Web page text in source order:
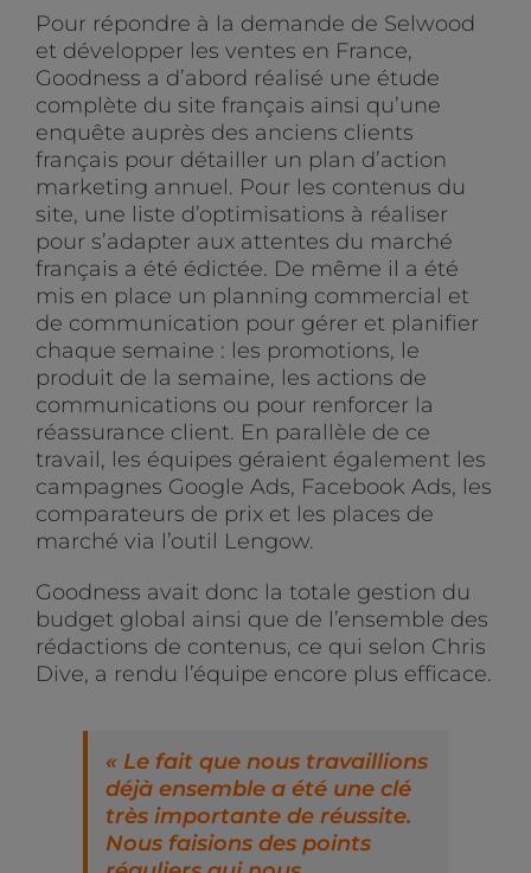
Pour répondre à la demande de Selwood
et développer les ventes en France,
Goodness a d’abord réalisé une étude
complète du site français ainsi qu’une
enquête auprès des anciens clients
français pour détailler un plan d’action
marketing annuel. Pour les contenus du
site, une liste d’optimisations à réaliser
pour s’adapter aux attentes du marché
français a été édictée. De même il a été
mis en place un planning commercial et
de communication pour gérer et planifier
chaque semaine : les promotions, le
produit de la semaine, les actions de
communications ou pour renforcer la
réassurance client. En parallèle de ce
travail, les équipes géraient également les
campagnes Google Ads, Facebook Ads, les
comparateurs de prix et les places de
marché via l’outil Lengow.
Goodness avait donc la totale gestion du
budget global ainsi que de l’ensemble des
rédactions de contenus, ce qui selon Chris
Dive, a rendu l’équipe encore plus efficace.
« Le fait que nous travaillions
déjà ensemble a été une clé
très importante de réussite.
Nous faisions des points